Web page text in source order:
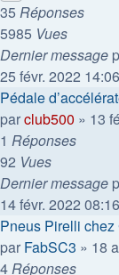
35 Réponses
5985 Vues
Dernier message
25 févr. 2022 14:06
Pédale
parclub500 » 13
1 Réponses
92 Vues
Dernier message
14 févr. 2022 08:16
Pneus Pirelli
par FabSC3 » 18
4 Réponses